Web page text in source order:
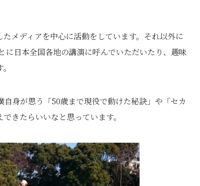
メディアを中心に活動をしています。それ以外に
に日本全国各地の講演に呼んでいただいたり、趣味
身が思う「50歳まで現役で動けた秘訣」や「セカ
きたらいいなと思っています。